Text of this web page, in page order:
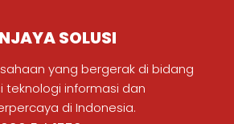
SOLUSI
yang bergerak di bidang
teknologi informasi dan
di Indonesia.